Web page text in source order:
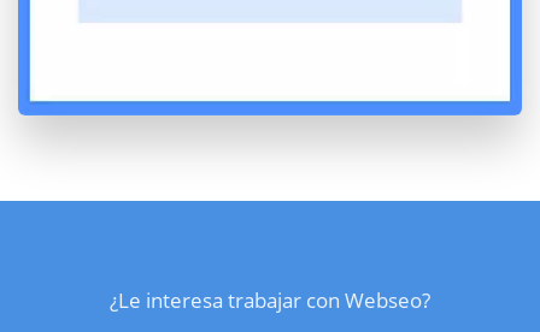
¿Le interesa trabajar con Webseo?